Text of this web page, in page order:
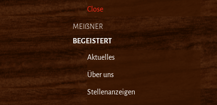
Close
MEIẞNER
BEGEISTERT
Aktuelles
Über uns
Stellenanzeigen